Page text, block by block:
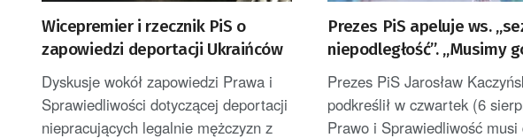
Wicepremier i rzecznik PiS o
zapowiedzi deportacji Ukraińców
Dyskusje wokół zapowiedzi Prawa i
Sprawiedliwości dotyczącej deportacji
niepracujących legalnie mężczyzn z
Prezes PiS apeluje ws.
niepodległość”. „Musimy
wykorzystać”
Prezes PiS Jarosław
podkreślił w czwartek (6
Prawo i Sprawiedliwość musi